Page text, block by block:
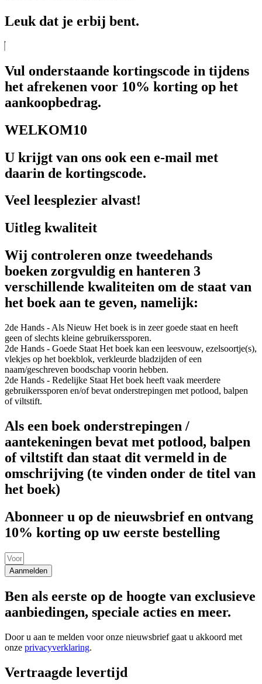
Leuk dat je erbij bent.
Vul onderstaande kortingscode in tijdens
het afrekenen voor 10% korting op het
aankoopbedrag.
WELKOM10
U krijgt van ons ook een e-mail met
daarin de kortingscode.
Veel leesplezier alvast!
Uitleg kwaliteit
Wij controleren onze tweedehands
boeken zorgvuldig en hanteren 3
verschillende kwaliteiten om de staat van
het boek aan te geven, namelijk:
2de Hands - Als Nieuw Het boek is in zeer goede staat en heeft
geen of slechts kleine gebruikerssporen.
2de Hands - Goede Staat Het boek kan een leesvouw, ezelsoortje(s),
vlekjes op het boekblok, verkleurde bladzijden of een
naam/geschreven boodschap voorin hebben.
2de Hands - Redelijke Staat Het boek heeft vaak meerdere
gebruikerssporen en/of bevat onderstrepingen met potlood, balpen
of viltstift.
Als een boek onderstrepingen /
aantekeningen bevat met potlood, balpen
of viltstift dan staat dit vermeld in de
omschrijving (te vinden onder de titel van
het boek)
Abonneer u op de nieuwsbrief en ontvang
10% korting op uw eerste bestelling
Aanmelden
Ben als eerste op de hoogte van exclusieve
aanbiedingen, speciale acties en meer.
Door u aan te melden voor onze nieuwsbrief gaat u akkoord met
onze privacyverklaring.
Vertraagde levertijd